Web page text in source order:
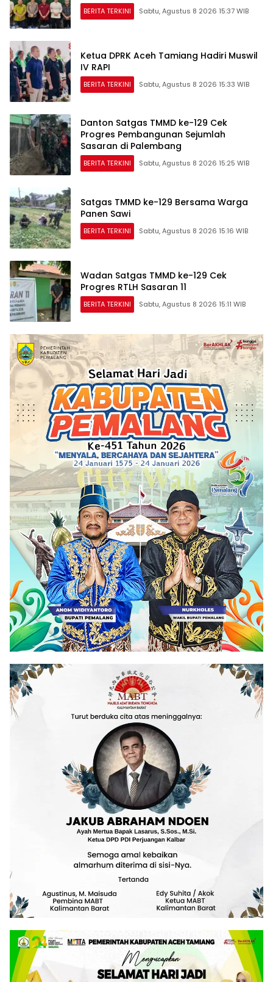
BERITA TERKINI Sabtu, Agustus 8 2026 15:37 WIB
Ketua DPRK Aceh Tamiang Hadiri Muswil
IV RAPI
BERITA TERKINI Sabtu, Agustus 8 2026 15:33 WIB
Danton Satgas TMMD ke-129 Cek
Progres Pembangunan Sejumlah
Sasaran di Palembang
BERITA TERKINI Sabtu, Agustus 8 2026 15:25 WIB
Satgas TMMD ke-129 Bersama Warga
Panen Sawi
BERITA TERKINI Sabtu, Agustus 8 2026 15:16 WIB
Wadan Satgas TMMD ke-129 Cek
Progres RTLH Sasaran 11
BERITA TERKINI Sabtu, Agustus 8 2026 15:11 WIB